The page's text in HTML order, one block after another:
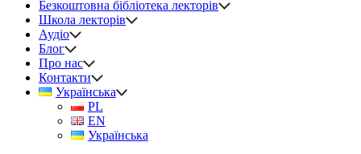
Безкоштовна бібліотека лекторів
Школа лекторів
Аудіо
Блог
Про нас
Контакти
Українська
PL
EN
Українська